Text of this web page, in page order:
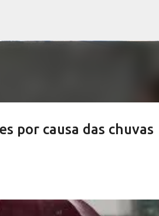
por causa das chuvas